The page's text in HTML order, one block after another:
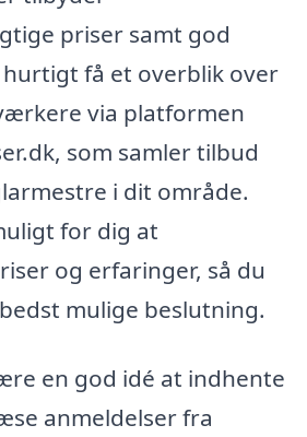
priser samt god
hurtigt få et overblik over
via platformen
som samler tilbud
i dit område.
for dig at
og erfaringer, så du
mulige beslutning.
en god idé at indhente
anmeldelser fra